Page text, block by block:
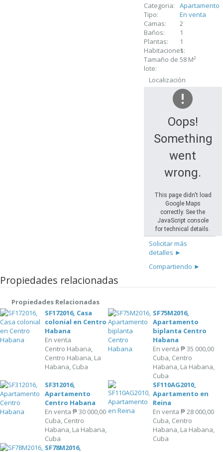
Categoria:
Apartamento
Tipo:
En venta
Camas:
2
Baños:
1
Plantas:
1
Habitaciones:
1
Tamaño de
lote:
58 M²
Localización
Oops!
Something
went
wrong.
This page didn't load
Google Maps
correctly. See the
JavaScript console
for technical details.
Solicitar más
detalles ►
Compartiendo ►
Propiedades relacionadas
Propiedades Relacionadas
SF172016, Casa
colonial en Centro
Habana
En venta
Centro Habana,
Centro Habana, La
Habana, Cuba
SF75M2016,
Apartamento
biplanta Centro
Habana
En venta ₱ 35 000,00
Cuba, Centro
Habana, La Habana,
Cuba
SF312016,
Apartamento
Centro Habana
En venta₱ 30 000,00
Cuba, Centro
Habana, La Habana,
Cuba
SF110AG2010,
Apartamento en
Reina
En venta ₱ 28 000,00
Cuba, Centro
Habana, La Habana,
Cuba
SF78M2016,